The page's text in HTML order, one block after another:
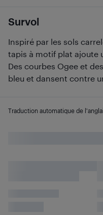
Survol
Inspiré par les sols
tapis à motif plat ajoute
Des courbes Ogee et
bleu et dansent contre
Traduction automatique de